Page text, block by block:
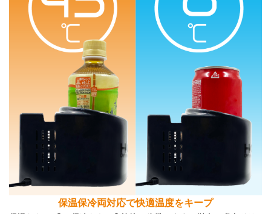
保温保冷両対応で快適温度をキープ